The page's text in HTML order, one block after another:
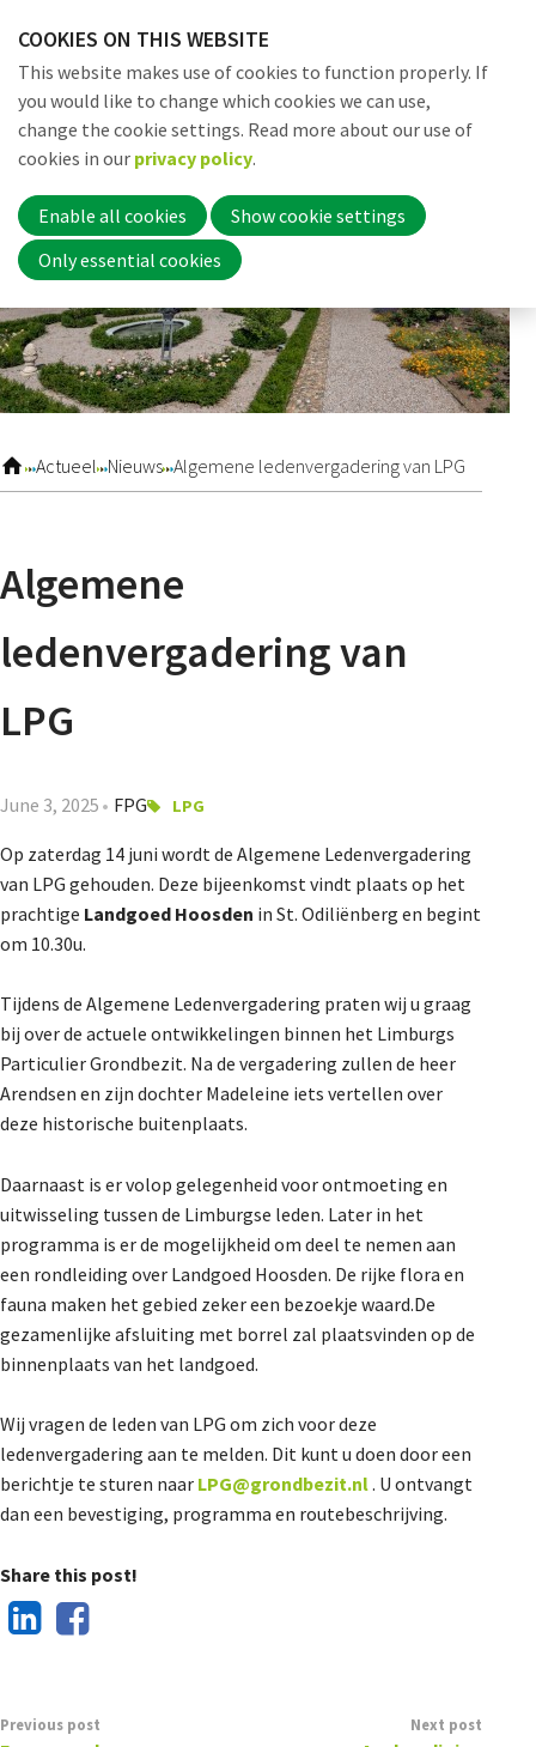
links
Jump
to
navigation
to
main
content
Actueel Nieuws Algemene ledenvergadering van LPG
Algemene
ledenvergadering van
LPG
June 3, 2025 FPG LPG
Op zaterdag 14 juni wordt de Algemene Ledenvergadering
van LPG gehouden. Deze bijeenkomst vindt plaats op het
prachtige Landgoed Hoosden in St. Odiliënberg en begint
om 10.30u.
Tijdens de Algemene Ledenvergadering praten wij u graag
bij over de actuele ontwikkelingen binnen het Limburgs
Particulier Grondbezit. Na de vergadering zullen de heer
Arendsen en zijn dochter Madeleine iets vertellen over
deze historische buitenplaats.
Daarnaast is er volop gelegenheid voor ontmoeting en
uitwisseling tussen de Limburgse leden. Later in het
programma is er de mogelijkheid om deel te nemen aan
een rondleiding over Landgoed Hoosden. De rijke flora en
fauna maken het gebied zeker een bezoekje waard.De
gezamenlijke afsluiting met borrel zal plaatsvinden op de
binnenplaats van het landgoed.
Wij vragen de leden van LPG om zich voor deze
ledenvergadering aan te melden. Dit kunt u doen door een
berichtje te sturen naar LPG@grondbezit.nl. U ontvangt
dan een bevestiging, programma en routebeschrijving.
Share this post!
Previous post Next post
Home
Provincies
Dossiers
De Landeigenaar
Contact
COOKIES ON THIS WEBSITE
This website makes use of cookies to function properly. If
you would like to change which cookies we can use,
change the cookie settings. Read more about our use of
cookies in our privacy policy.
Enable all cookies
Show cookie settings
Only essential cookies